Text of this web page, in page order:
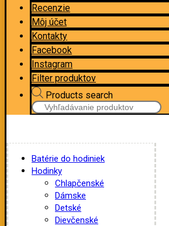
Recenzie
Môj účet
Kontakty
Facebook
Instagram
Filter produktov
Products search
Batérie do hodiniek
Hodinky
Chlapčenské
Dámske
Detské
Dievčenské